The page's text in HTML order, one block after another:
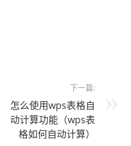
下一篇:
怎么使用wps表格自
动计算功能（wps表
格如何自动计算）